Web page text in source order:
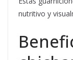
nutritivo y